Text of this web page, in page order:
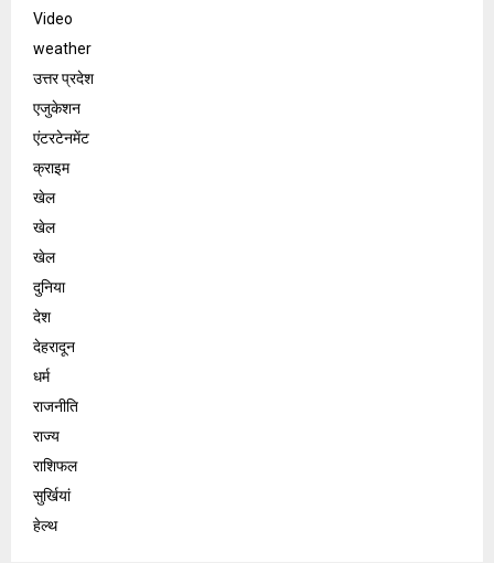
Video
weather
उत्तर प्रदेश
एजुकेशन
एंटरटेनमेंट
क्राइम
खेल
खेल
खेल
दुनिया
देश
देहरादून
धर्म
राजनीति
राज्य
राशिफल
सुर्खियां
हेल्थ